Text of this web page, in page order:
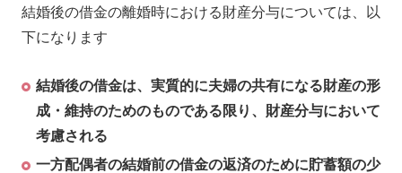
結婚後の借金の離婚時における財産分与については、以
下になります
結婚後の借金は、実質的に夫婦の共有になる財産の形
成・維持のためのものである限り、財産分与において
考慮される
一方配偶者の結婚前の借金の返済のために貯蓄額の少